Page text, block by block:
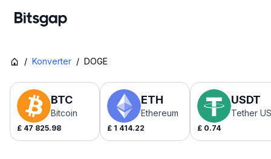
/ Konverter / DOGE
BTC
Bitcoin
£ 47 825.98
ETH
Ethereum
£ 1 414.22
USDT
Tether
£ 0.74